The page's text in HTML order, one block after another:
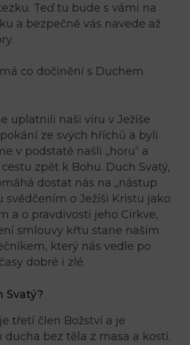
Teď tu bude s vámi na
a bezpečně vás navede až
co dočinění s Duchem
uplatnili naši víru v Ježíše
ze svých hříchů a byli
v podstatě našli „horu“ a
zpět k Bohu. Duch Svatý,
dostat nás na „nástup
svědčením o Ježíši Kristu jako
a o pravdivosti jeho Církve,
smlouvy křtu stane naším
který nás vedle po
dobré i zlé.
Svatý?
třetí člen Božství a je
ducha bez těla z masa a kostí.